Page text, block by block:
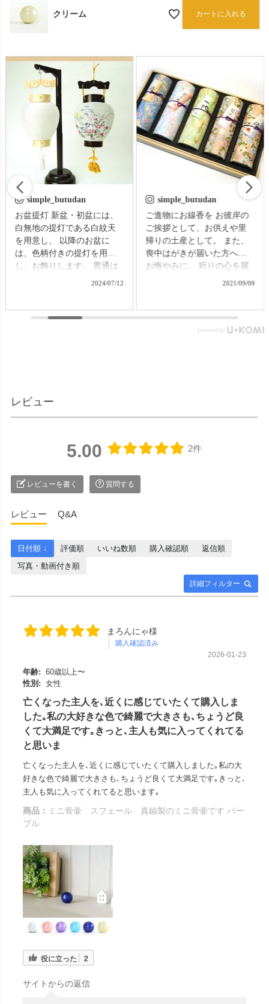
クリーム カートに入れる
simple_butudan
お盆提灯 新盆・初盆には、
白無地の提灯である白紋天
を用意し、 以降のお盆に
は、色柄付きの提灯を用意
し、お飾りします。 普通は
そんなお困りごとにお応え
@simple_butudan ■メモリア
ルギャラリー国分寺店 東京
ール国分寺ビル ■メモリアル
ギャラリー千葉店 千葉県千
仏具 #骨壷 #位牌 #おりん #
数珠 #念珠 #線香 #ローソク
手元供養 #お墓参り #墓じま
ト供養 #メモリアルギャラリ
ー国分寺店 #メモリアルギャ
ラリー千葉店 #通販 #ウェブ
り
2024/07/12
simple_butudan
ご進物にお線香を お彼岸の
ご挨拶として、お供えや里
帰りの土産として。 また、
喪中はがきが届いた方への
お悔やみに。 祈りの心を届
らべ 桜/一葉/紅梅/椿（甘・
優）5本入（桐箱） ▼メモリ
2021/09/09
レビュー
5.00 2件
レビューを書く 質問する
レビュー Q&A
詳細フィルター
日付順 ↓ 評価順 いいね数順 購入確認順
返信順
写真・動画付き順
まろんにゃ様
購入確認済み
2026-01-23
年齢: 60歳以上〜
性別: 女性
亡くなった主人を､近くに感じていたくて購入しま
した｡私の大好きな色で綺麗で大きさも､ちょうど良
くて大満足です｡きっと､主人も気に入ってくれてる
と思いま
亡くなった主人を､近くに感じていたくて購入しました｡私の大
好きな色で綺麗で大きさも､ちょうど良くて大満足です｡きっと､
主人も気に入ってくれてると思います｡
商品： ミニ骨壷 スフェール 真鍮製のミニ骨壷です パー
プル
役に立った 2
サイトからの返信